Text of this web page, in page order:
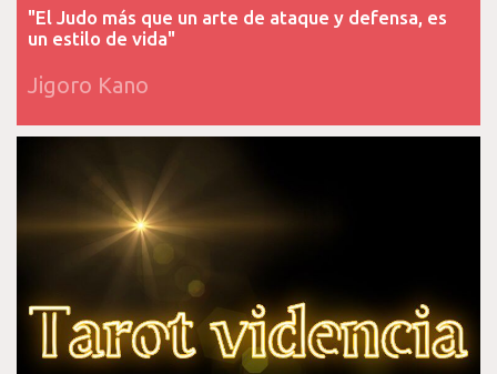
"El Judo más que un arte de ataque y defensa, es
un estilo de vida"
Jigoro Kano